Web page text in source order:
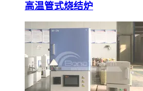
高温管式烧结炉